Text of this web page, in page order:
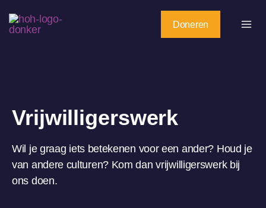
naar
Doneren
Vrijwilligerswerk
Wil je graag iets betekenen voor een ander? Houd je
van andere culturen? Kom dan vrijwilligerswerk bij
ons doen.